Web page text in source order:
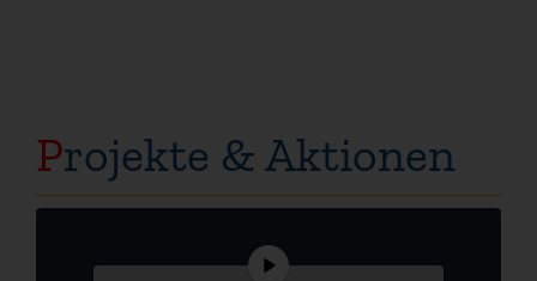
Projekte & Aktionen